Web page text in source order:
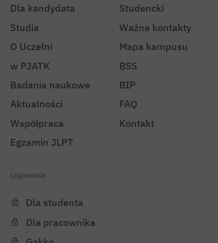
Dla kandydata
Studia
O Uczelni
w PJATK
Badania naukowe
Aktualności
Współpraca
Egzamin JLPT
Studencki
Ważne kontakty
Mapa kampusu
BSS
BIP
FAQ
Kontakt
Logowanie
Dla studenta
Dla pracownika